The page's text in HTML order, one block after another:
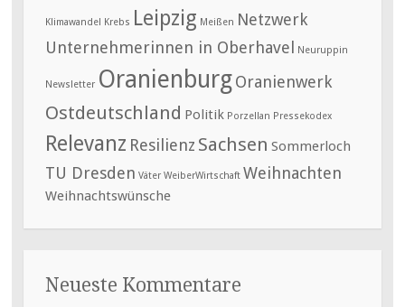
Klimawandel Krebs Leipzig Meißen Netzwerk
Unternehmerinnen in Oberhavel Neuruppin
Newsletter OranienburgOranienwerk
Ostdeutschland Politik Porzellan Pressekodex
Relevanz Resilienz Sachsen Sommerloch
TU Dresden Väter WeiberWirtschaft Weihnachten
Weihnachtswünsche
Neueste Kommentare